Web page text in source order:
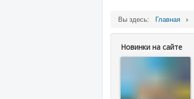
Вы здесь: Главная
Новинки на сайте